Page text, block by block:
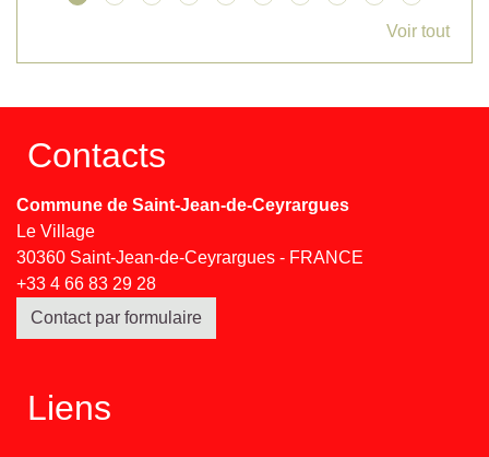
Voir tout
Contacts
Commune de Saint-Jean-de-Ceyrargues
Le Village
30360 Saint-Jean-de-Ceyrargues - FRANCE
+33 4 66 83 29 28
Contact par formulaire
Liens